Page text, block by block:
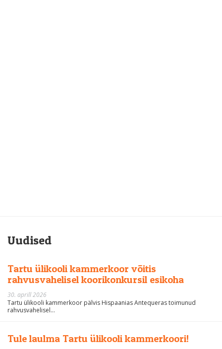
Uudised
Tartu ülikooli kammerkoor võitis
rahvusvahelisel koorikonkursil esikoha
30. aprill 2026
Tartu ülikooli kammerkoor pälvis Hispaanias Antequeras toimunud
rahvusvahelisel...
Tule laulma Tartu ülikooli kammerkoori!